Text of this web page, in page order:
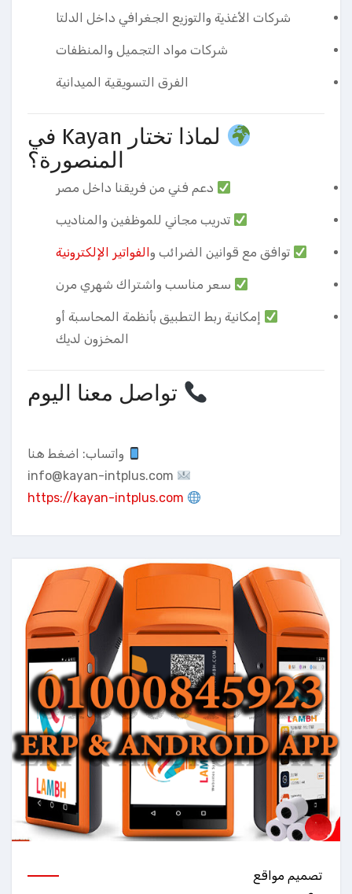
شركات الأغذية والتوزيع الجغرافي داخل الدلتا
شركات مواد التجميل والمنظفات
الفرق التسويقية الميدانية
لماذا تختار Kayan في
المنصورة؟
دعم فني من فريقنا داخل مصر
تدريب مجاني للموظفين والمناديب
توافق مع قوانين الضرائب و الفواتير الإلكترونية
سعر مناسب واشتراك شهري مرن
إمكانية ربط التطبيق بأنظمة المحاسبة أو
المخزون لديك
تواصل معنا اليوم
واتساب: اضغط هنا
info@kayan-intplus.com
https://kayan-intplus.com
تصميم مواقع